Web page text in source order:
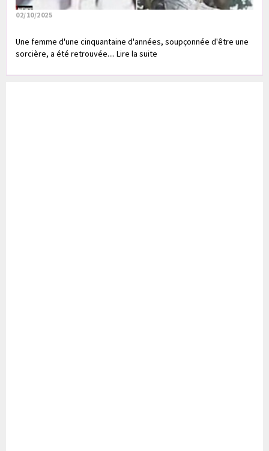
02/10/2025
Une femme d'une cinquantaine d'années, soupçonnée d'être une
sorcière, a été retrouvée.... Lire la suite